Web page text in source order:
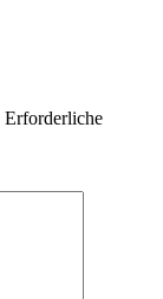
Erforderliche